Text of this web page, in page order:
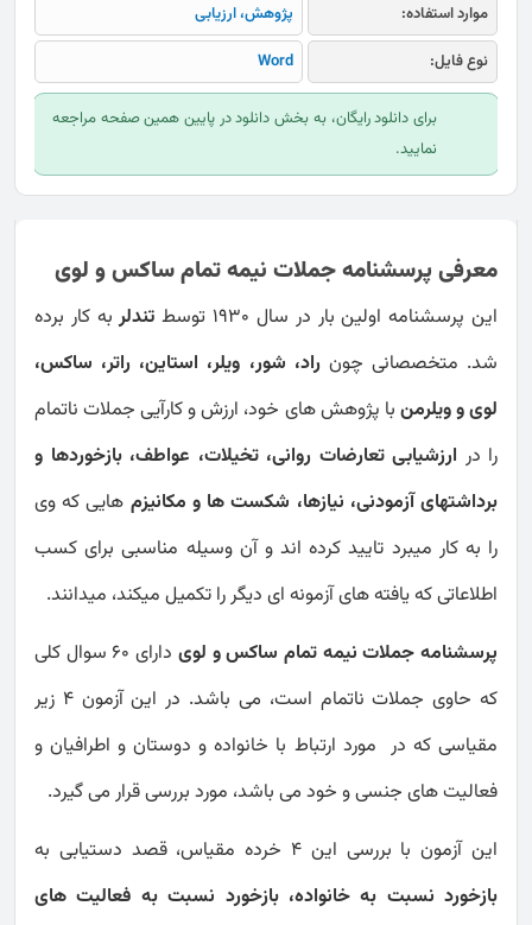
موارد استفاده:
پژوهش، ارزیابی
نوع فایل:
Word
برای دانلود رایگان، به بخش دانلود در پایین همین صفحه مراجعه
نمایید.
معرفی پرسشنامه جملات نیمه تمام ساکس و لوی
این پرسشنامه اولین بار در سال ۱۹۳۰ توسط تندلربه کار برده
شد. متخصصانی چونراد، شور، ویلر، استاین، راتر، ساکس،
لوی و ویلرمنبا پژوهش های خود، ارزش و کارآیی جملات ناتمام
را در ارزشیابی تعارضات روانی، تخیلات، عواطف، بازخوردها و
برداشتهای آزمودنی، نیازها، شکست ها و مکانیزم هایی که وی
را به کار میبرد تایید کرده اند و آن وسیله مناسبی برای کسب
اطلاعاتی که یافته های آزمونه ای دیگر را تکمیل میکند، میدانند.
پرسشنامه جملات نیمه تمام ساکس و لوی
دارای 60 سوال کلی
که حاوی جملات ناتمام است، می باشد. در این آزمون 4 زیر
مقیاسی که در مورد ارتباط با خانواده و دوستان و اطرافیان و
فعالیت های جنسی و خود می باشد، مورد بررسی قرار می گیرد.
این آزمون با بررسی این 4 خرده مقیاس، قصد دستیابی به
بازخورد نسبت به خانواده، بازخورد نسبت به فعالیت های